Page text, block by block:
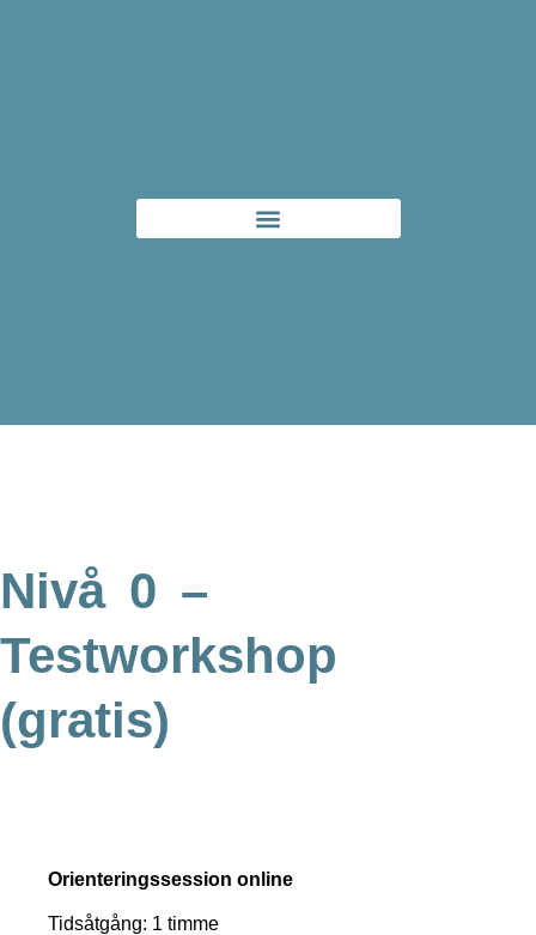
Nivå 0 –
Testworkshop
(gratis)
Orienteringssession online
Tidsåtgång: 1 timme